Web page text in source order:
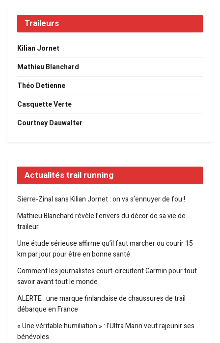
Traileurs
Kilian Jornet
Mathieu Blanchard
Théo Detienne
Casquette Verte
Courtney Dauwalter
Actualités trail running
Sierre-Zinal sans Kilian Jornet : on va s’ennuyer de fou !
Mathieu Blanchard révèle l’envers du décor de sa vie de
traileur
Une étude sérieuse affirme qu’il faut marcher ou courir 15
km par jour pour être en bonne santé
Comment les journalistes court-circuitent Garmin pour tout
savoir avant tout le monde
ALERTE : une marque finlandaise de chaussures de trail
débarque en France
« Une véritable humiliation » : l’Ultra Marin veut rajeunir ses
bénévoles